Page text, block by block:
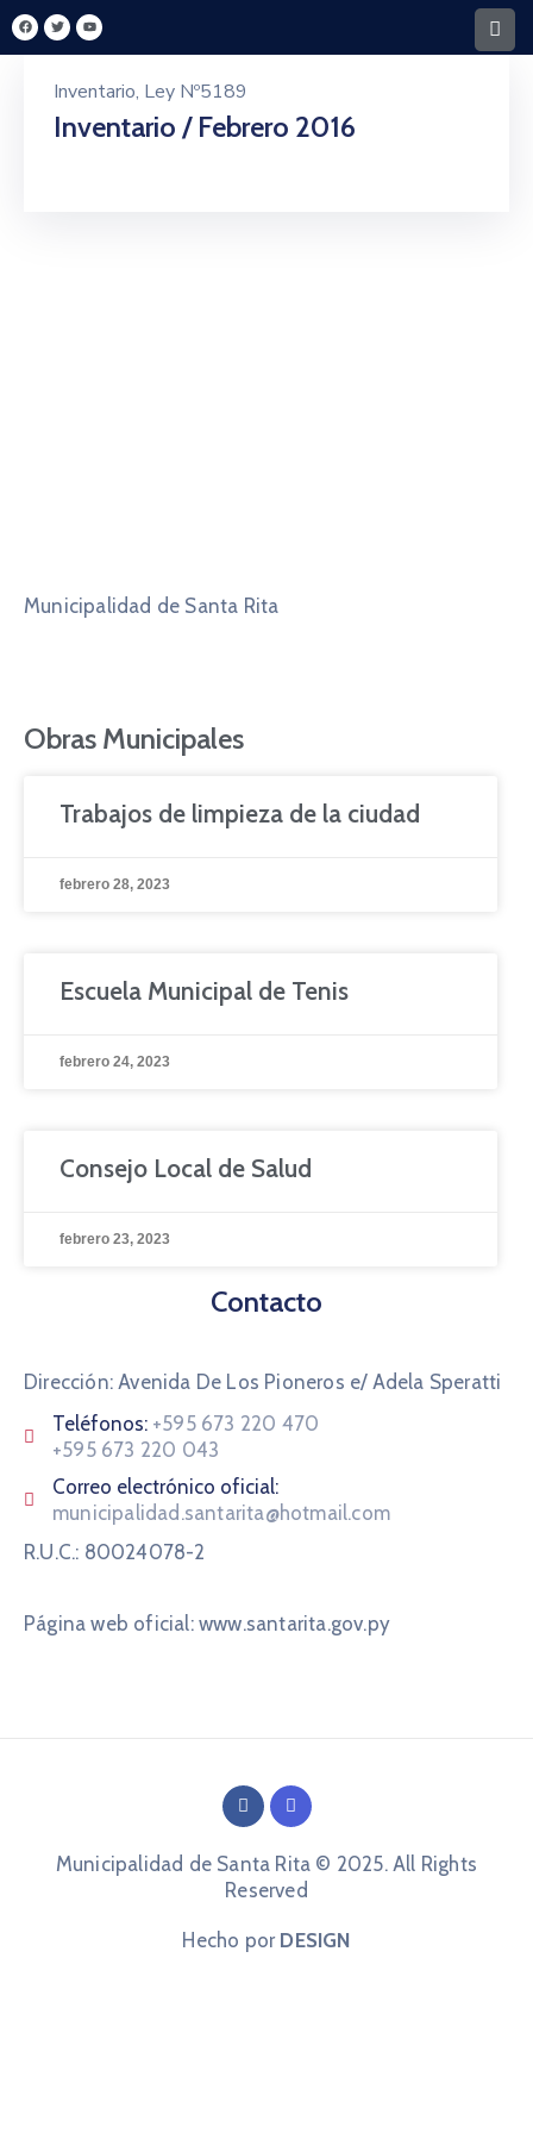
HomeInventario‚ Ley Nº5189
Inventario / Febrero 2016
Municipalidad de Santa Rita
Obras Municipales
Trabajos de limpieza de la ciudad
febrero 28, 2023
Escuela Municipal de Tenis
febrero 24, 2023
Consejo Local de Salud
febrero 23, 2023
Contacto
Dirección: Avenida De Los Pioneros e/ Adela Speratti
Teléfonos: +595 673 220 470
+595 673 220 043
Correo electrónico oficial:
municipalidad.santarita@hotmail.com
R.U.C.: 80024078-2
Página web oficial: www.santarita.gov.py
Municipalidad de Santa Rita © 2025. All Rights
Reserved
Hecho por DESIGN